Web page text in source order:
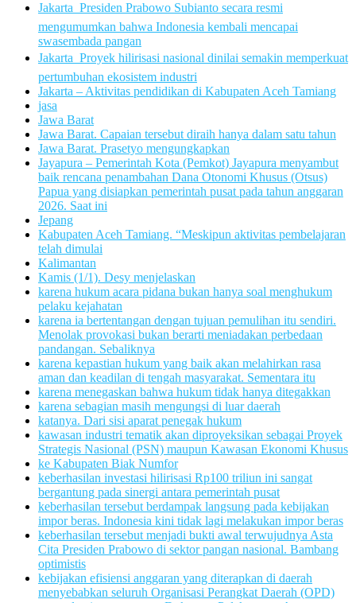
Jakarta  Presiden Prabowo Subianto secara resmi
mengumumkan bahwa Indonesia kembali mencapai
swasembada pangan
Jakarta  Proyek hilirisasi nasional dinilai semakin memperkuat
pertumbuhan ekosistem industri
Jakarta – Aktivitas pendidikan di Kabupaten Aceh Tamiang
jasa
Jawa Barat
Jawa Barat. Capaian tersebut diraih hanya dalam satu tahun
Jawa Barat. Prasetyo mengungkapkan
Jayapura – Pemerintah Kota (Pemkot) Jayapura menyambut
baik rencana penambahan Dana Otonomi Khusus (Otsus)
Papua yang disiapkan pemerintah pusat pada tahun anggaran
2026. Saat ini
Jepang
Kabupaten Aceh Tamiang. “Meskipun aktivitas pembelajaran
telah dimulai
Kalimantan
Kamis (1/1). Desy menjelaskan
karena hukum acara pidana bukan hanya soal menghukum
pelaku kejahatan
karena ia bertentangan dengan tujuan pemulihan itu sendiri.
Menolak provokasi bukan berarti meniadakan perbedaan
pandangan. Sebaliknya
karena kepastian hukum yang baik akan melahirkan rasa
aman dan keadilan di tengah masyarakat. Sementara itu
karena menegaskan bahwa hukum tidak hanya ditegakkan
karena sebagian masih mengungsi di luar daerah
katanya. Dari sisi aparat penegak hukum
kawasan industri tematik akan diproyeksikan sebagai Proyek
Strategis Nasional (PSN) maupun Kawasan Ekonomi Khusus
ke Kabupaten Biak Numfor
keberhasilan investasi hilirisasi Rp100 triliun ini sangat
bergantung pada sinergi antara pemerintah pusat
keberhasilan tersebut berdampak langsung pada kebijakan
impor beras. Indonesia kini tidak lagi melakukan impor beras
keberhasilan tersebut menjadi bukti awal terwujudnya Asta
Cita Presiden Prabowo di sektor pangan nasional. Bambang
optimistis
kebijakan efisiensi anggaran yang diterapkan di daerah
menyebabkan seluruh Organisasi Perangkat Daerah (OPD)